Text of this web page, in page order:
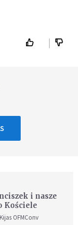
i nasze
Kościele
OFMConv